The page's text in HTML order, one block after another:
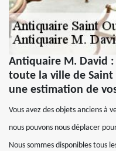
Antiquaire M. David :
toute la ville de Saint
une estimation de
Vous avez des objets anciens à
nous pouvons nous déplacer
Nous sommes disponibles tous